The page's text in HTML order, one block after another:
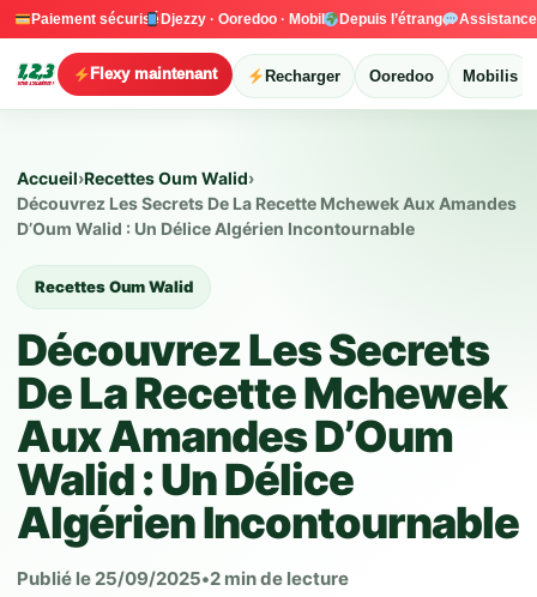
Paiement sécurisé Djezzy · Ooredoo · Mobilis Depuis l’étranger
Recharger Ooredoo Mobilis
Flexy maintenant
Accueil›Recettes Oum Walid›
Découvrez Les Secrets De La Recette Mchewek Aux Amandes
D’Oum Walid : Un Délice Algérien Incontournable
Recettes Oum Walid
Découvrez Les Secrets
De La Recette Mchewek
Aux Amandes D’Oum
Walid : Un Délice
Algérien Incontournable
Publié le 25/09/2025•2 min de lecture